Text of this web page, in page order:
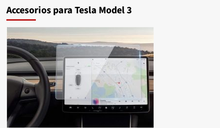
Accesorios para Tesla Model 3